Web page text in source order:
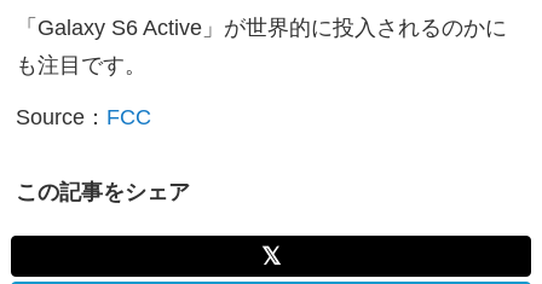
「Galaxy S6 Active」が世界的に投入されるのかに
も注目です。
Source： FCC
この記事をシェア
𝕏